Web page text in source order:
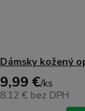
Dámsky kožený
9,99 €/ks
8,12 € bez DPH